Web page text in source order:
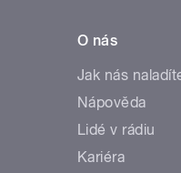
O nás
Jak nás
Nápověda
Lidé v rádiu
Kariéra